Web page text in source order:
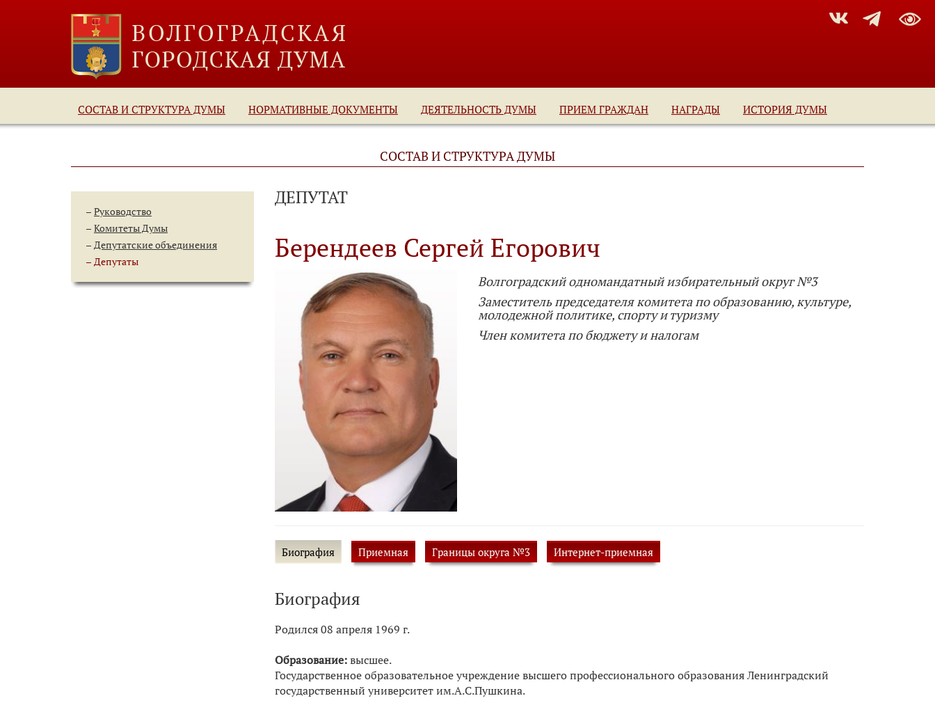
СОСТАВ И СТРУКТУРА ДУМЫ НОРМАТИВНЫЕ ДОКУМЕНТЫ ДЕЯТЕЛЬНОСТЬ ДУМЫ ПРИЕМ ГРАЖДАН НАГРАДЫ ИСТОРИЯ ДУМЫ
СОСТАВ И СТРУКТУРА ДУМЫ
Руководство
Комитеты Думы
Депутатские объединения
Депутаты
ДЕПУТАТ
Берендеев Сергей Егорович
Волгоградский одномандатный избирательный округ №3
Заместитель председателя комитета по образованию, культуре,
молодежной политике, спорту и туризму
Член комитета по бюджету и налогам
Биография Приемная Границы округа №3 Интернет-приемная
Биография
​Родился 08 апреля 1969 г.
Образование:высшее.
Государственное образовательное учреждение высшего профессионального образования Ленинградский
государственный университет им.А.С.Пушкина.